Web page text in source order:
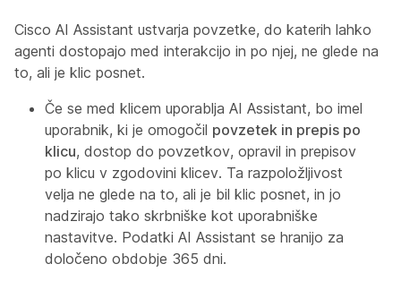
Cisco AI Assistant ustvarja povzetke, do katerih lahko
agenti dostopajo med interakcijo in po njej, ne glede na
to, ali je klic posnet.
Če se med klicem uporablja AI Assistant, bo imel
uporabnik, ki je omogočil povzetek in prepis po
klicu, dostop do povzetkov, opravil in prepisov
po klicu v zgodovini klicev. Ta razpoložljivost
velja ne glede na to, ali je bil klic posnet, in jo
nadzirajo tako skrbniške kot uporabniške
nastavitve. Podatki AI Assistant se hranijo za
določeno obdobje 365 dni.